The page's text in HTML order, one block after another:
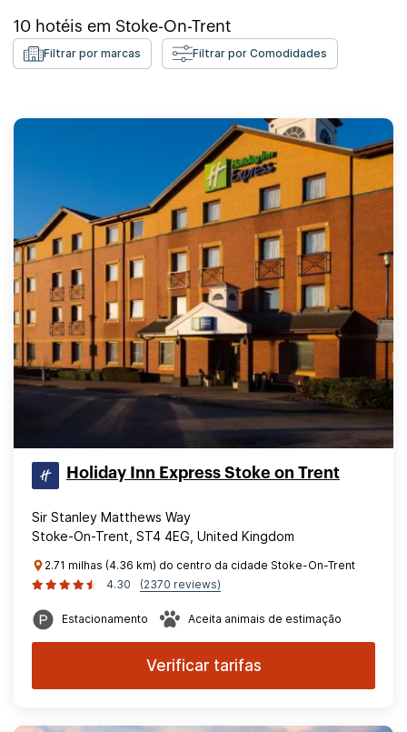
10 hotéis em Stoke-On-Trent
Filtrar por marcas Filtrar por Comodidades
Holiday Inn Express Stoke on Trent
Sir Stanley Matthews Way
Stoke-On-Trent, ST4 4EG, United Kingdom
2.71 milhas (4.36 km) do centro da cidade Stoke-On-Trent
4.30
(2370 reviews)
Estacionamento Aceita animais de estimação
Verificar tarifas